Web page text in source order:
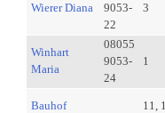
Wierer Diana
9053-
22
3
Winhart
Maria
08055
9053-
24
1
Bauhof
11, 1.